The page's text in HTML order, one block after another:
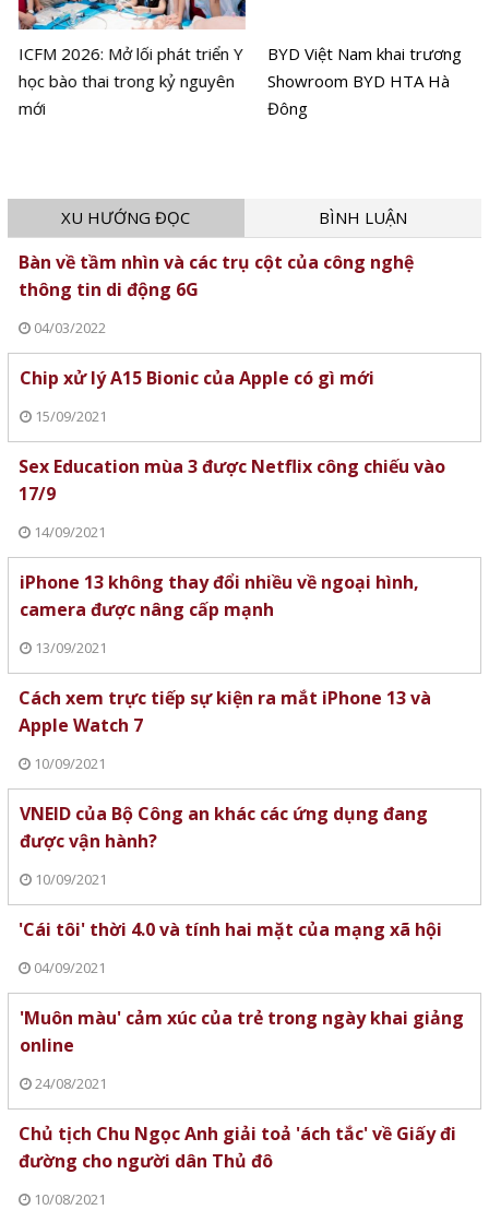
ICFM 2026: Mở lối phát triển Y
học bào thai trong kỷ nguyên
mới
BYD Việt Nam khai trương
Showroom BYD HTA Hà
Đông
XU HƯỚNG ĐỌC BÌNH LUẬN
Bàn về tầm nhìn và các trụ cột của công nghệ
thông tin di động 6G
04/03/2022
Chip xử lý A15 Bionic của Apple có gì mới
15/09/2021
Sex Education mùa 3 được Netflix công chiếu vào
17/9
14/09/2021
iPhone 13 không thay đổi nhiều về ngoại hình,
camera được nâng cấp mạnh
13/09/2021
Cách xem trực tiếp sự kiện ra mắt iPhone 13 và
Apple Watch 7
10/09/2021
VNEID của Bộ Công an khác các ứng dụng đang
được vận hành?
10/09/2021
'Cái tôi' thời 4.0 và tính hai mặt của mạng xã hội
04/09/2021
'Muôn màu' cảm xúc của trẻ trong ngày khai giảng
online
24/08/2021
Chủ tịch Chu Ngọc Anh giải toả 'ách tắc' về Giấy đi
đường cho người dân Thủ đô
10/08/2021